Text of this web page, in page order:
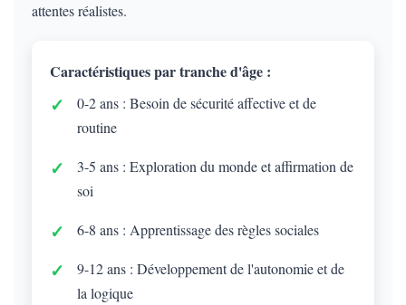
attentes réalistes.
Caractéristiques par tranche d'âge :
0-2 ans : Besoin de sécurité affective et de
routine
3-5 ans : Exploration du monde et affirmation de
soi
6-8 ans : Apprentissage des règles sociales
9-12 ans : Développement de l'autonomie et de
la logique